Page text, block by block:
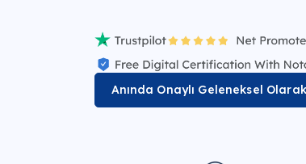
Anında Onaylı Geleneksel